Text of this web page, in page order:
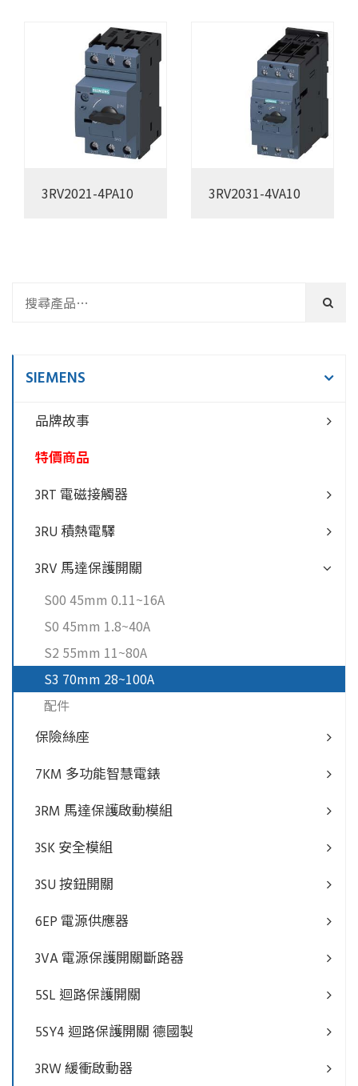
3RV2021-4PA10 3RV2031-4VA10
SIEMENS
品牌故事
特價商品
3RT 電磁接觸器
3RU 積熱電驛
3RV 馬達保護開關
S00 45mm 0.11~16A
S0 45mm 1.8~40A
S2 55mm 11~80A
S3 70mm 28~100A
配件
保險絲座
7KM 多功能智慧電錶
3RM 馬達保護啟動模組
3SK 安全模組
3SU 按鈕開關
6EP 電源供應器
3VA 電源保護開關斷路器
5SL 迴路保護開關
5SY4 迴路保護開關 德國製
3RW 緩衝啟動器